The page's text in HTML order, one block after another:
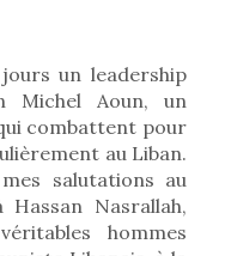
un leadership
Michel Aoun, un
combattent pour
au Liban.
salutations au
Nasrallah,
hommes